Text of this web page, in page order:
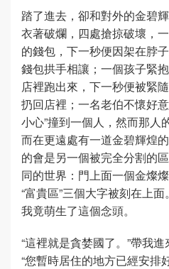
踏了進去，卻和對外的金碧
衣著破爛，四處搶掠破壞，
的錢包，下一秒便因架在脖
錢包拱手相讓；一個孩子緊
店裡跑出來，下一秒便被緊
扔回店裡；一名老伯不懷好
小心”撞到一個人，然而那人
而在更遠處有一道金碧輝煌
的會是另一個被完全分割的
同的世界：門上面一個金燦
“富貴區”三個大字被刻在上
我竟萌生了這個念頭。
“這裡就是貪婪國了。”帶我進
“您暫時居住的地方已經安排